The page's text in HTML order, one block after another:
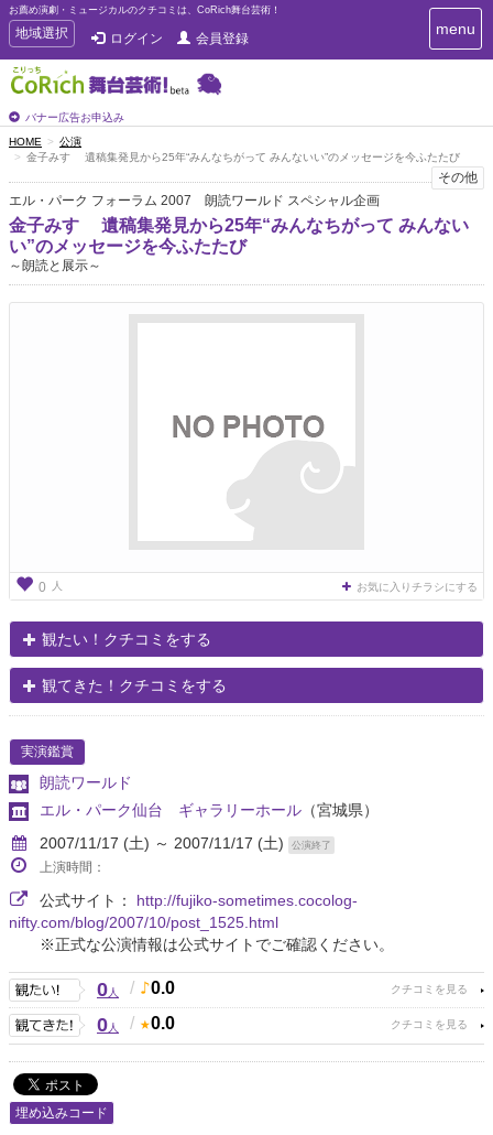
お薦め演劇・ミュージカルのクチコミは、CoRich舞台芸術！
T
o
g
g
e
n
a
v
i
g
a
t
地域選択 ログイン 会員登録
バナー広告お申込み
T
o
n
a
i
menu
HOME
公演
金子みすゞ 遺稿集発見から25年“みんなちがって みんないい”のメッセージを今ふたたび
その他
エル・パーク フォーラム 2007 朗読ワールド スペシャル企画
金子みすゞ 遺稿集発見から25年“みんなちがって みんない
い”のメッセージを今ふたたび
～朗読と展示～
0 人 お気に入りチラシにする
観たい！クチコミをする
観てきた！クチコミをする
実演鑑賞
朗読ワールド
エル・パーク仙台 ギャラリーホール （宮城県）
2007/11/17 (土) ～ 2007/11/17 (土)
公演終了
上演時間：
公式サイト： http://fujiko-sometimes.cocolog-
nifty.com/blog/2007/10/post_1525.html
※正式な公演情報は公式サイトでご確認ください。
0人 / 0.0
0人 / 0.0
埋め込みコード